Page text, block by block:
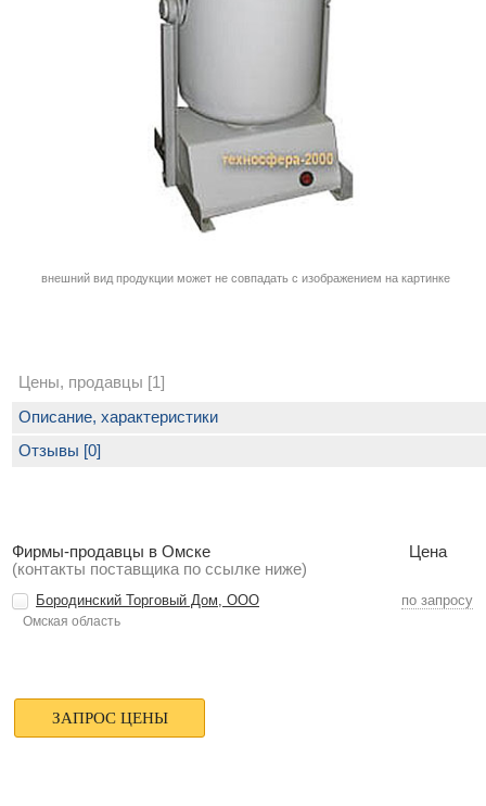
внешний вид продукции может не совпадать с изображением на картинке
Цены, продавцы [1]
Фирмы-продавцы в Омске
(контакты поставщика по ссылке ниже)
Цена
Бородинский Торговый Дом, ООО по запросу
Омская область
Описание, характеристики
Отзывы [0]